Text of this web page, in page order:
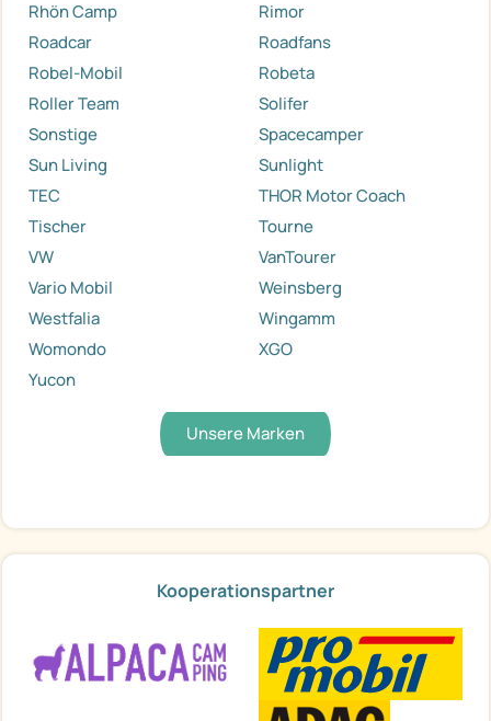
Rhön Camp
Rimor
Roadcar
Roadfans
Robel-Mobil
Robeta
Roller Team
Solifer
Sonstige
Spacecamper
Sun Living
Sunlight
TEC
THOR Motor Coach
Tischer
Tourne
VW
VanTourer
Vario Mobil
Weinsberg
Westfalia
Wingamm
Womondo
XGO
Yucon
Unsere Marken
Kooperationspartner